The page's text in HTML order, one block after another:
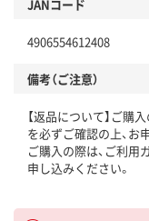
JANコード
4906554612408
備考（ご注意）
【返品について】ご購
を必ずご確認の上、お
ご購入の際は、ご利用
申し込みください。